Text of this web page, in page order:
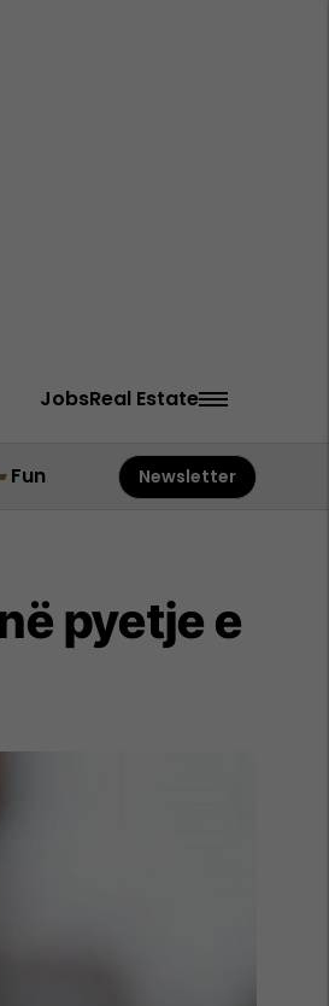
JobsReal Estate
Fun Newsletter
pyetje e